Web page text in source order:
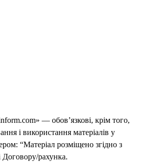
— обов’язкові, крім того,
і використання матеріалів у
“Матеріал розміщено згідно з
рахунка.